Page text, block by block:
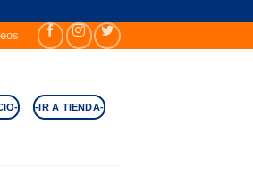
-IR A TIENDA-